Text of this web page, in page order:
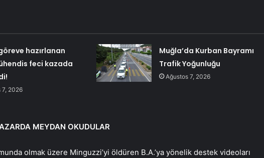
hazırlanan
feci kazada
7, 2026
Muğla’da Kurban Bayramı
Trafik Yoğunluğu
Ağustos 7, 2026
MEYDAN OKUDULAR
olmak üzere Minguzzi’yi öldüren B.A.’ya yönelik destek videoları